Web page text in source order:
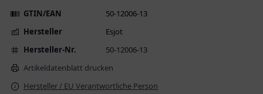
GTIN/EAN
50-12006-13
Hersteller
Esjot
Hersteller-Nr.
50-12006-13
Artikeldatenblatt drucken
Hersteller / EU Verantwortliche Person